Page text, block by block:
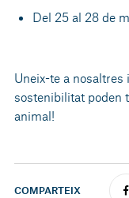
Del 25 al 28 de
Uneix-te a nosaltres
sostenibilitat poden
animal!
COMPARTEIX